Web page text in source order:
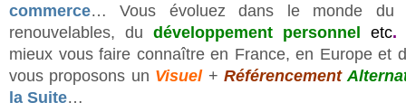
commerce… Vous évoluez dans le monde
renouvelables, du développement personnel etc.
mieux vous faire connaître en France, en Europe et
vous proposons un Visuel+Référencement
la Suite…